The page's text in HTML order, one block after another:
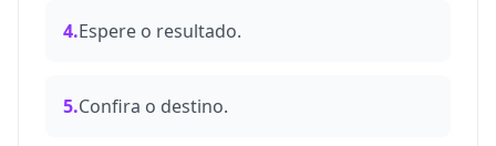
4.Espere o resultado.
5.Confira o destino.